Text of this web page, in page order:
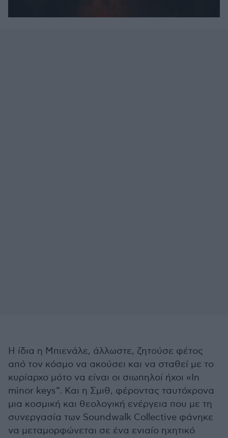
Η ίδια η Μπιενάλε, άλλωστε, ζητούσε φέτος
από τον κόσμο να ακούσει και να σταθεί με το
κυρίαρχο μότο να είναι οι σιωπηλοί ήχοι «In
minor keys”. Και η Σμιθ, φέροντας ταυτόχρονα
μια κοσμική και θεολογική ενέργεια που με τη
συνεργασία των Soundwalk Collective φάνηκε
να μεταμορφώνεται σε ένα ενιαίο ηχητικό